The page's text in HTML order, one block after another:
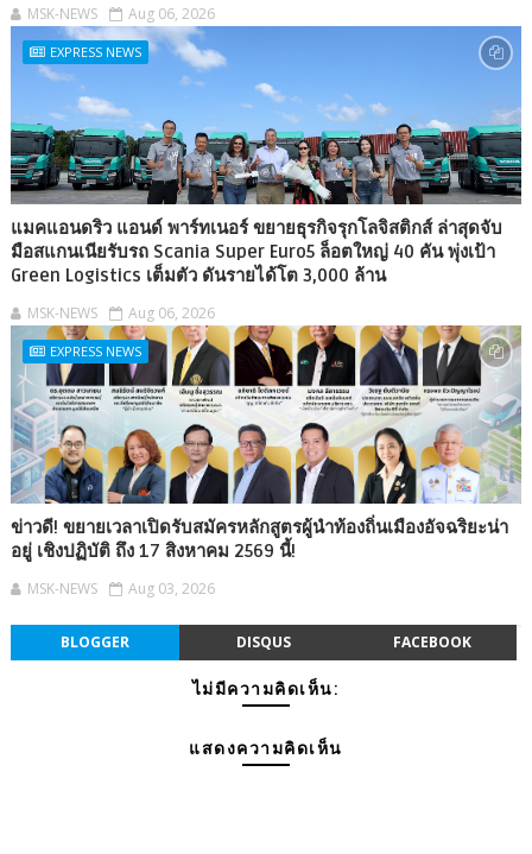
MSK-NEWS Aug 06, 2026
EXPRESS NEWS
แมคแอนดริว แอนด์ พาร์ทเนอร์ ขยายธุรกิจรุกโลจิสติกส์ ล่าสุดจับ
มือสแกนเนียรับรถ Scania Super Euro5 ล็อตใหญ่ 40 คัน พุ่งเป้า
Green Logistics เต็มตัว ดันรายได้โต 3,000 ล้าน
MSK-NEWS Aug 06, 2026
EXPRESS NEWS
ข่าวดี! ขยายเวลาเปิดรับสมัครหลักสูตรผู้นำท้องถิ่นเมืองอัจฉริยะน่า
อยู่ เชิงปฏิบัติ ถึง 17 สิงหาคม 2569 นี้!
MSK-NEWS Aug 03, 2026
BLOGGER DISQUS FACEBOOK
ไม่มีความคิดเห็น:
แสดงความคิดเห็น